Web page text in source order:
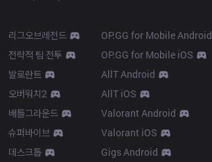
리그오브레전드
전략적 팀 전투
발로란트
오버워치2
배틀그라운드
슈퍼바이브
데스크톱
OP.GG for Mobile Android
OP.GG for Mobile iOS
AllT Android
AllT iOS
Valorant Android
Valorant iOS
Gigs Android